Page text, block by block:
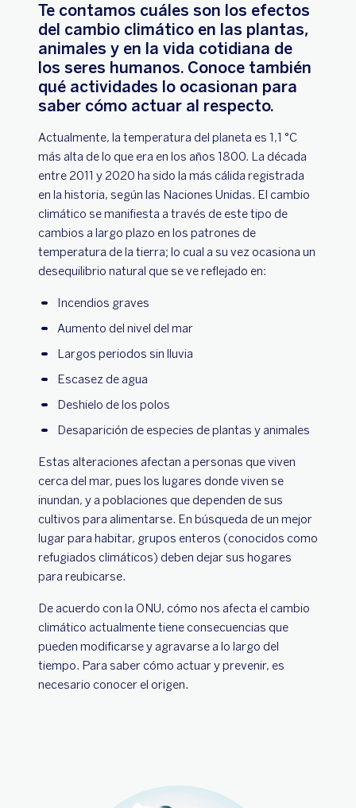
Te contamos cuáles son los efectos
del cambio climático en las plantas,
animales y en la vida cotidiana de
los seres humanos. Conoce también
qué actividades lo ocasionan para
saber cómo actuar al respecto.
Actualmente, la temperatura del planeta es 1,1 °C
más alta de lo que era en los años 1800. La década
entre 2011 y 2020 ha sido la más cálida registrada
en la historia, según las Naciones Unidas. El cambio
climático se manifiesta a través de este tipo de
cambios a largo plazo en los patrones de
temperatura de la tierra; lo cual a su vez ocasiona un
desequilibrio natural que se ve reflejado en:
Incendios graves
Aumento del nivel del mar
Largos periodos sin lluvia
Escasez de agua
Deshielo de los polos
Desaparición de especies de plantas y animales
Estas alteraciones afectan a personas que viven
cerca del mar, pues los lugares donde viven se
inundan, y a poblaciones que dependen de sus
cultivos para alimentarse. En búsqueda de un mejor
lugar para habitar, grupos enteros (conocidos como
refugiados climáticos) deben dejar sus hogares
para reubicarse.
De acuerdo con la ONU, cómo nos afecta el cambio
climático actualmente tiene consecuencias que
pueden modificarse y agravarse a lo largo del
tiempo. Para saber cómo actuar y prevenir, es
necesario conocer el origen.